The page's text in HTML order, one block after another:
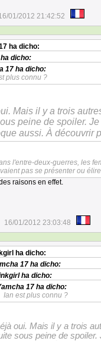
01/2012 21:42:52
ha dicho:
dicho:
17 ha dicho:
plus connu ?
Mais il y a trois
peine de spoiler.
aussi. À découvrir
l'entre-deux-guerres, les
pas se présenter ou
raisons en effet.
16/01/2012 23:03:48
ha dicho:
17 ha dicho:
ha dicho:
17 ha dicho:
Ian est plus connu ?
oui. Mais il y a trois
sous peine de